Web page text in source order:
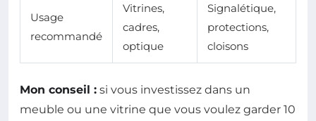
Usage
recommandé
Vitrines,
cadres,
optique
Signalétique,
protections,
cloisons
Mon conseil : si vous investissez dans un
meuble ou une vitrine que vous voulez garder 10